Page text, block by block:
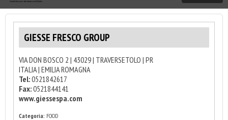
GIESSE FRESCO GROUP
VIA DON BOSCO 2 | 43029 | TRAVERSETOLO | PR
ITALIA | EMILIA ROMAGNA
Tel:0521842617
Fax:0521844141
www.giessespa.com
Categoria: FOOD